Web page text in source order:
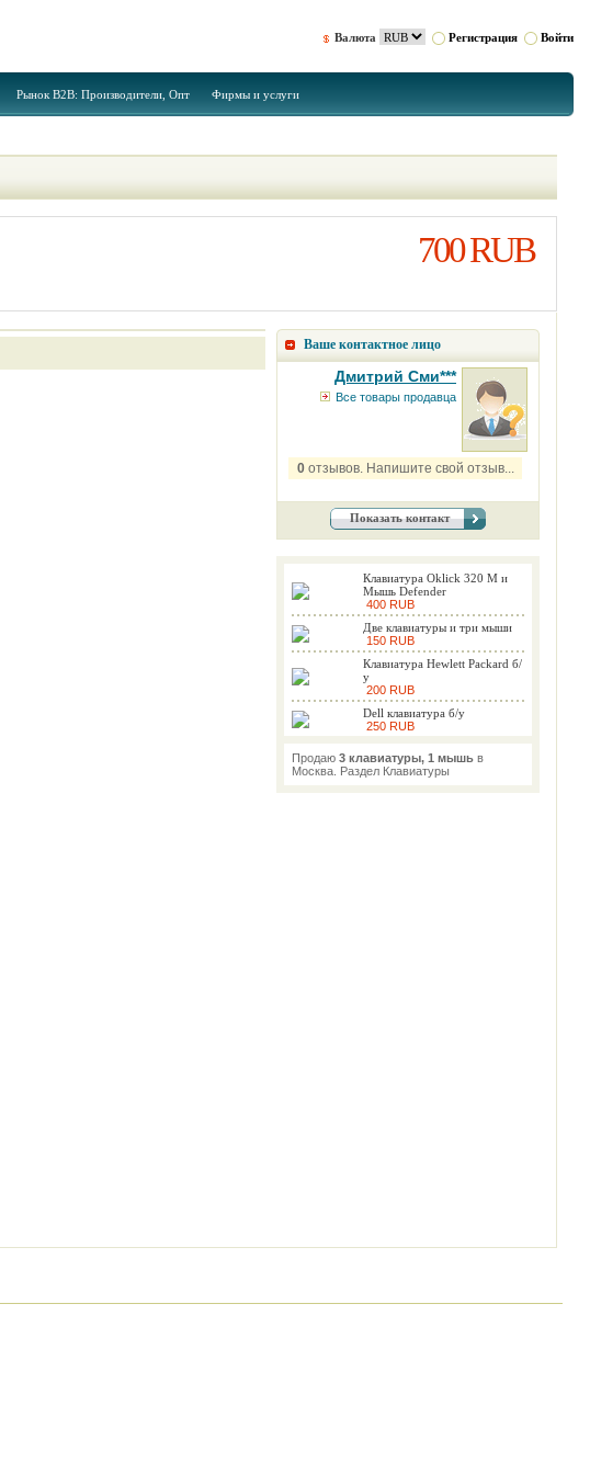
Валюта Регистрация Войти
Рынок B2B: Производители, Опт Фирмы и услуги
700 RUB
Ваше контактное лицо
Дмитрий Сми***
Все товары продавца
0отзывов. Напишите свой отзыв...
Показать контакт
Клавиатура Oklick 320 M и
Мышь Defender
400 RUB
Две клавиатуры и три мыши
150 RUB
Клавиатура Hewlett Packard б/
у
200 RUB
Dell клавиатура б/у
250 RUB
Продаю 3 клавиатуры, 1 мышь в
Москва. Раздел Клавиатуры